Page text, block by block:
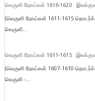
வெருளி நோய்கள் 1616-1620 :
(வெருளி நோய்கள் 1611-1615
வெருளி...
வெருளி நோய்கள் 1611-1615 :
(வெருளி நோய்கள் 1607-1610
வெருளி -...